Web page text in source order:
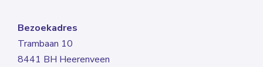
Bezoekadres
Trambaan 10
8441 BH Heerenveen